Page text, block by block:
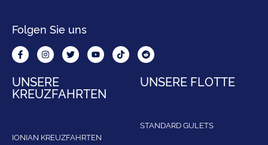
Folgen Sie uns
UNSERE
KREUZFAHRTEN
IONIAN KREUZFAHRTEN
UNSERE FLOTTE
STANDARD GULETS